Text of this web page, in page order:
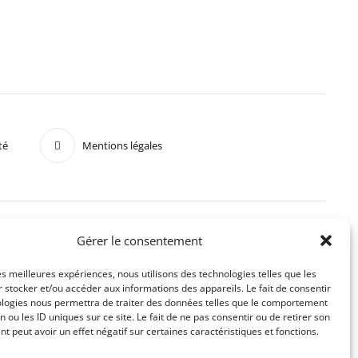
Gérer le consentement
meilleures expériences, nous utilisons des technologies telles que les
stocker et/ou accéder aux informations des appareils. Le fait de consentir
nous permettra de traiter des données telles que le comportement
ou les ID uniques sur ce site. Le fait de ne pas consentir ou de retirer son
peut avoir un effet négatif sur certaines caractéristiques et fonctions.
Mentions légales